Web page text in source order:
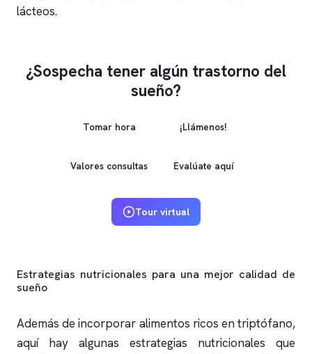
lácteos.
¿Sospecha tener algún trastorno del
sueño?
Tomar hora ¡Llámenos!
Valores consultas Evalúate aquí
Tour virtual
Estrategias nutricionales para una mejor calidad de
sueño
Además de incorporar alimentos ricos en triptófano,
aquí hay algunas estrategias nutricionales que